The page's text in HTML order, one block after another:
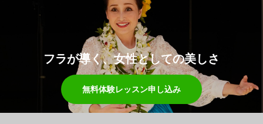
フラが導く、女性としての美しさ
無料体験レッスン申し込み